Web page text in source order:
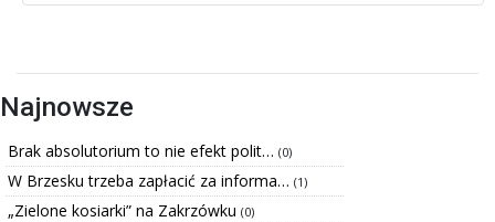
Najnowsze
Brak absolutorium to nie efekt polit… (0)
W Brzesku trzeba zapłacić za informa… (1)
„Zielone kosiarki” na Zakrzówku (0)